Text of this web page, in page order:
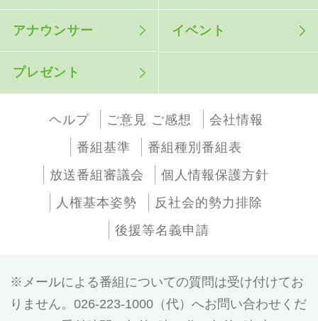
アナウンサー イベント
プレゼント
ヘルプ ご意見 ご感想
会社情報
番組基準
番組種別番組表
放送番組審議会
個人情報保護方針
人権基本姿勢
反社会的勢力排除
後援等名義申請
メールによる番組についての質問は受け付けてお
りません。026-223-1000（代）へお問い合わせくだ